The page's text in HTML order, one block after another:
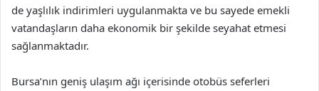
de yaşlılık indirimleri uygulanmakta ve bu sayede emekli
vatandaşların daha ekonomik bir şekilde seyahat etmesi
sağlanmaktadır.
Bursa’nın geniş ulaşım ağı içerisinde otobüs seferleri